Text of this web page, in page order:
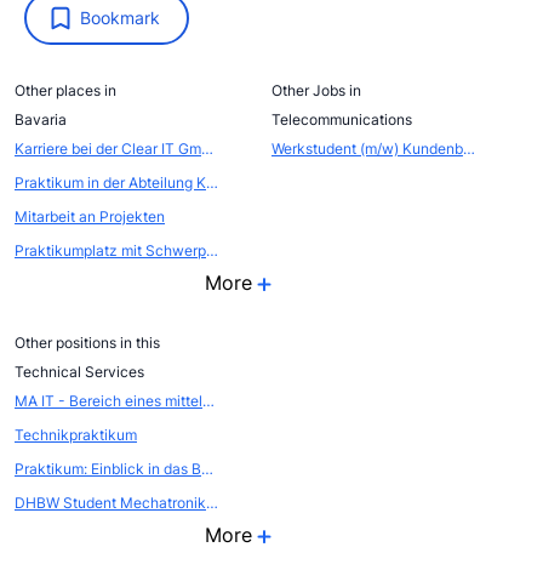
Bookmark
Other places in
Bavaria
Karriere bei der Clear IT GmbH
Praktikum in der Abteilung Kommunikation - Öffentlichkeitsarbeit / Eventmarketing
Mitarbeit an Projekten
Praktikumplatz mit Schwerpunkt Steuerberatung und Wirtschaftspr&uuml;fung
More
Other Jobs in
Telecommunications
Werkstudent (m/w) Kundenbetreuer (m/w) CS - Business
Other positions in this
Technical Services
MA IT - Bereich eines mittelständischen Unternehmens
Technikpraktikum
Praktikum: Einblick in das Bestandsmanagement unserer Wohnungsbaugenossenschaft
DHBW Student Mechatronik und digitale Produktion m/w/d
More